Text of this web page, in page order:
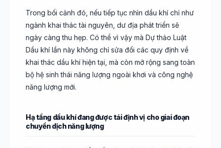
Trong bối cảnh đó, nếu tiếp tục nhìn dầu khí chỉ như
ngành khai thác tài nguyên, dư địa phát triển sẽ
ngày càng thu hẹp. Có thể vì vậy mà Dự thảo Luật
Dầu khí lần này không chỉ sửa đổi các quy định về
khai thác dầu khí hiện tại, mà còn mở rộng sang toàn
bộ hệ sinh thái năng lượng ngoài khơi và công nghệ
năng lượng mới.
Hạ tầng dầu khí đang được tái định vị cho giai đoạn
chuyển dịch năng lượng